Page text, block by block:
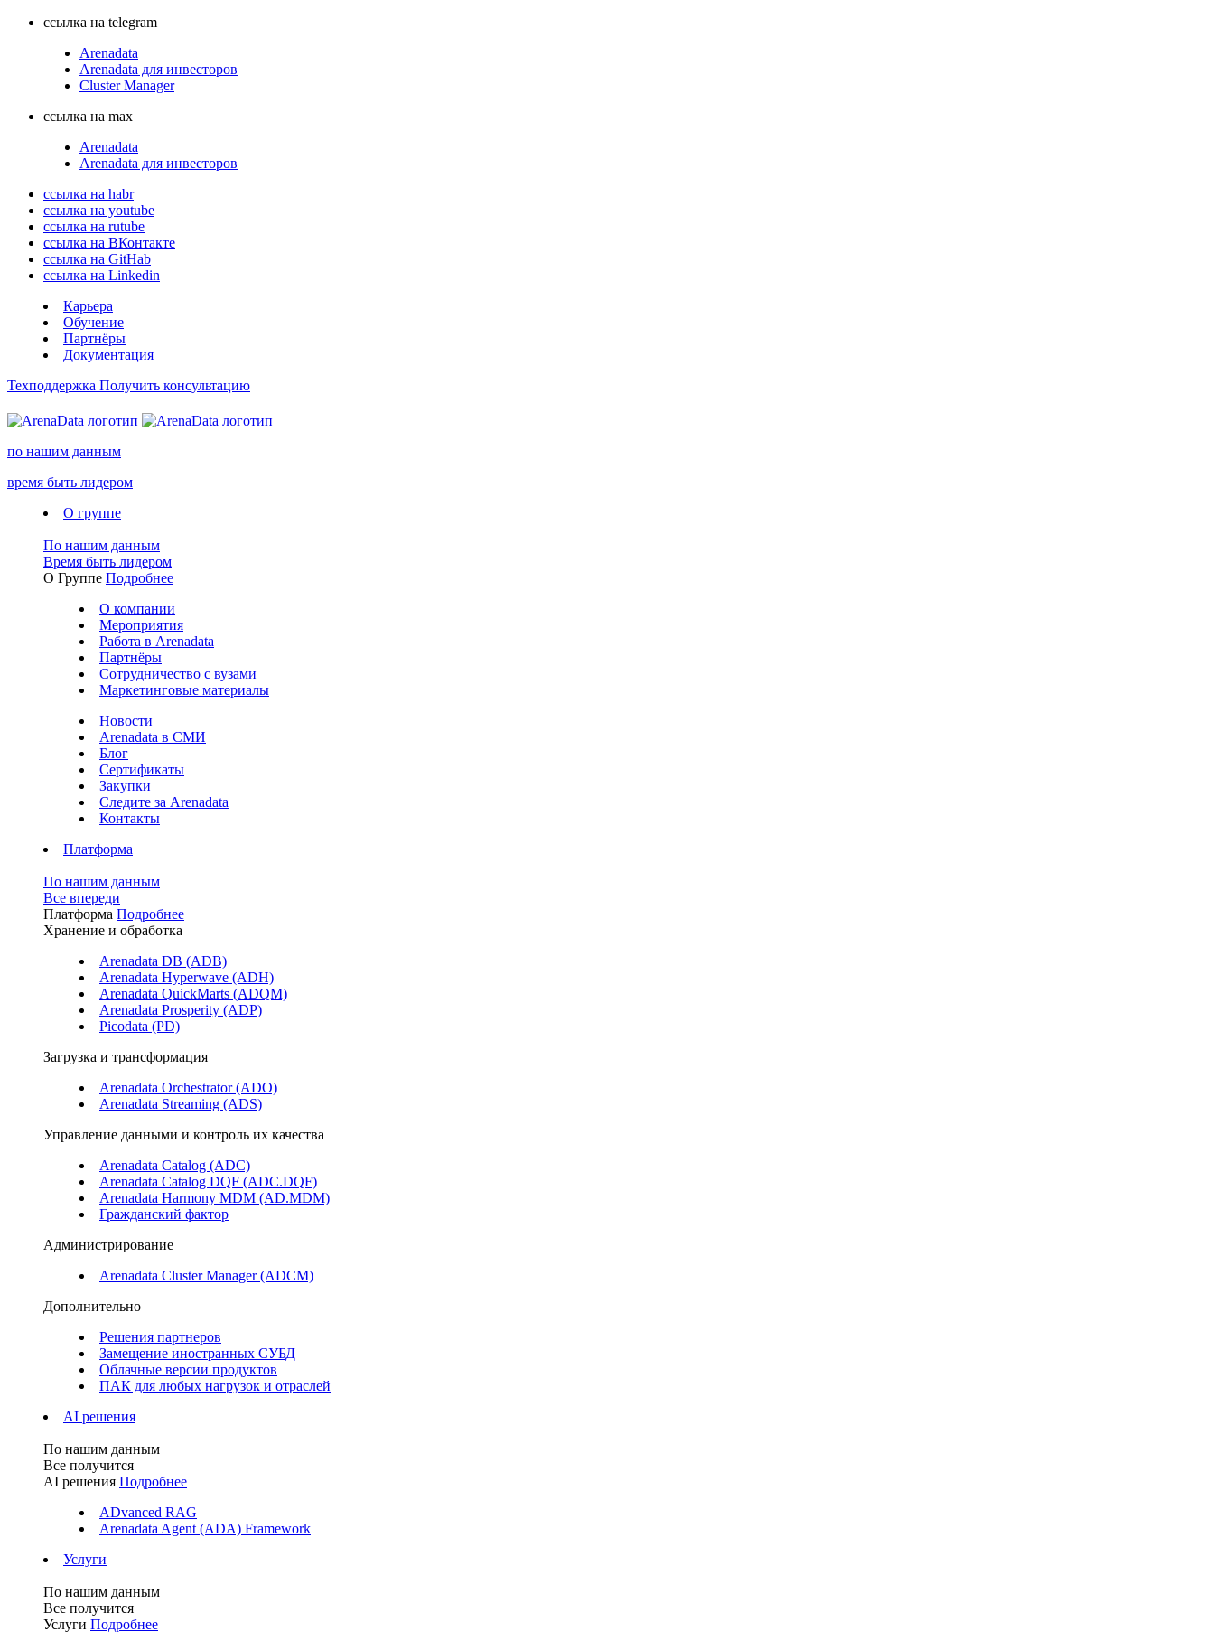
ссылка на telegram
Arenadata
Arenadata для инвесторов
Cluster Manager
ссылка на max
Arenadata
Arenadata для инвесторов
ссылка на habr
ссылка на youtube
ссылка на rutube
ссылка на ВКонтакте
ссылка на GitHab
ссылка на Linkedin
Карьера
Обучение
Партнёры
Документация
Техподдержка Получить консультацию
по нашим данным
время быть лидером
О группе
По нашим данным
Время быть лидером
О Группе Подробнее
О компании
Мероприятия
Работа в Arenadata
Партнёры
Сотрудничество с вузами
Маркетинговые материалы
Новости
Arenadata в СМИ
Блог
Сертификаты
Закупки
Следите за Аrenadata
Контакты
Платформа
По нашим данным
Все впереди
Платформа Подробнее
Хранение и обработка
Arenadata DB (ADB)
Arenadata Hyperwave (ADH)
Arenadata QuickMarts (ADQM)
Arenadata Prosperity (ADP)
Picodata (PD)
Загрузка и трансформация
Arenadata Orchestrator (ADO)
Arenadata Streaming (ADS)
Управление данными и контроль их качества
Arenadata Catalog (ADC)
Arenadata Catalog DQF (ADС.DQF)
Arenadata Harmony MDM (AD.MDM)
Гражданский фактор
Администрирование
Arenadata Cluster Manager (ADCM)
Дополнительно
Решения партнеров
Замещение иностранных СУБД
Облачные версии продуктов
ПАК для любых нагрузок и отраслей
AI решения
По нашим данным
Все получится
AI решения Подробнее
ADvanced RAG
Arenadata Agent (ADA) Framework
Услуги
По нашим данным
Все получится
Услуги Подробнее